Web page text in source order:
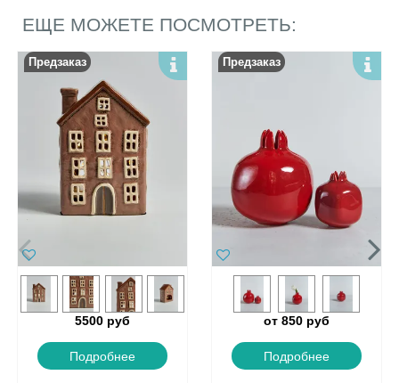
ЕЩЕ МОЖЕТЕ ПОСМОТРЕТЬ:
Предзаказ
5500 руб
Подробнее
Предзаказ
от 850 руб
Подробнее